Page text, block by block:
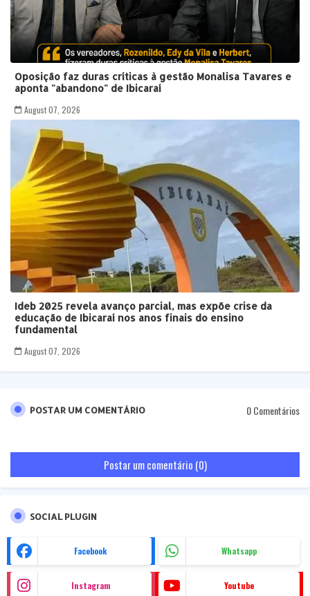
Oposição faz duras críticas à gestão Monalisa Tavares e
aponta "abandono" de Ibicaraí
August 07, 2026
Ideb 2025 revela avanço parcial, mas expõe crise da
educação de Ibicaraí nos anos finais do ensino
fundamental
August 07, 2026
POSTAR UM COMENTÁRIO 0 Comentários
Postar um comentário (0)
SOCIAL PLUGIN
Facebook Whatsapp
Instagram Youtube